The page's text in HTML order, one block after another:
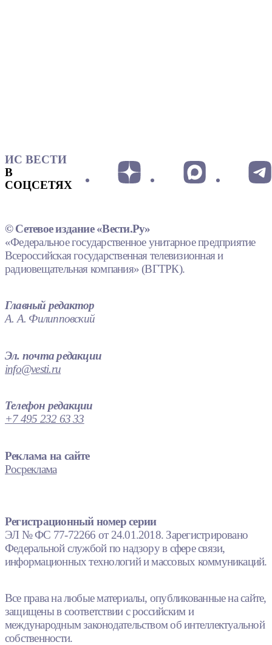
ИС ВЕСТИ
В
СОЦСЕТЯХ
© Сетевое издание «Вести.Ру»
«Федеральное государственное унитарное предприятие
Всероссийская государственная телевизионная и
радиовещательная компания» (ВГТРК).
Главный редактор
А. А. Филипповский
Эл. почта редакции
info@vesti.ru
Телефон редакции
+7 495 232 63 33
Реклама на сайте
Росреклама
Регистрационный номер серии
ЭЛ № ФС 77-72266 от 24.01.2018. Зарегистрировано
Федеральной службой по надзору в сфере связи,
информационных технологий и массовых коммуникаций.
Все права на любые материалы, опубликованные на сайте,
защищены в соответствии с российским и
международным законодательством об интеллектуальной
собственности.